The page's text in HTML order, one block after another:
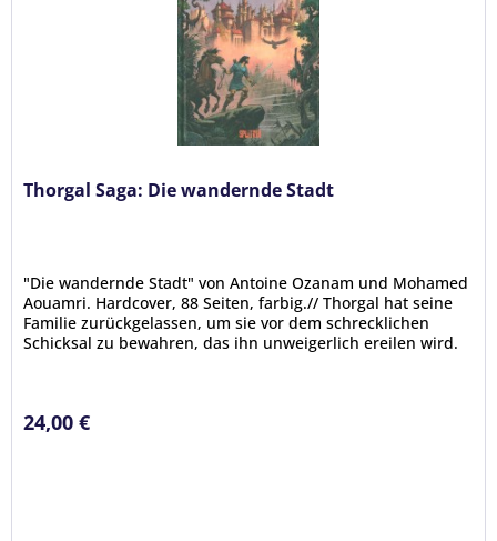
Thorgal Saga: Die wandernde Stadt
"Die wandernde Stadt" von Antoine Ozanam und Mohamed
Aouamri. Hardcover, 88 Seiten, farbig.// Thorgal hat seine
Familie zurückgelassen, um sie vor dem schrecklichen
Schicksal zu bewahren, das ihn unweigerlich ereilen wird.
24,00 €